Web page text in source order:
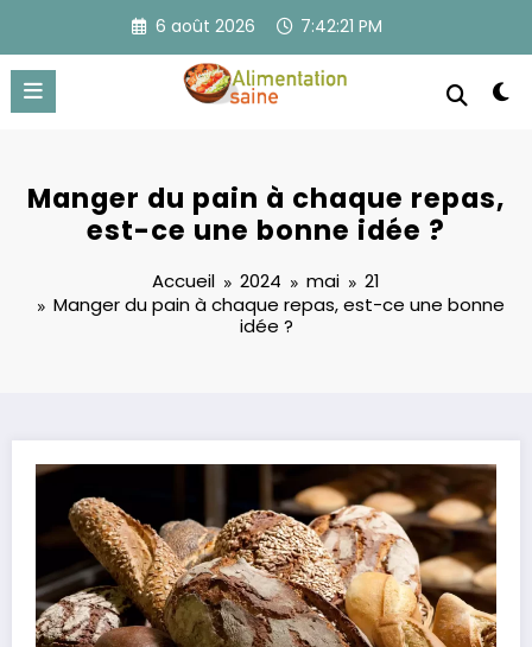
contenu
6 août 2026 7:42:21 PM
Manger du pain à chaque repas,
est-ce une bonne idée ?
Accueil 2024 mai
21
Manger du pain à chaque repas, est-ce une bonne
idée ?